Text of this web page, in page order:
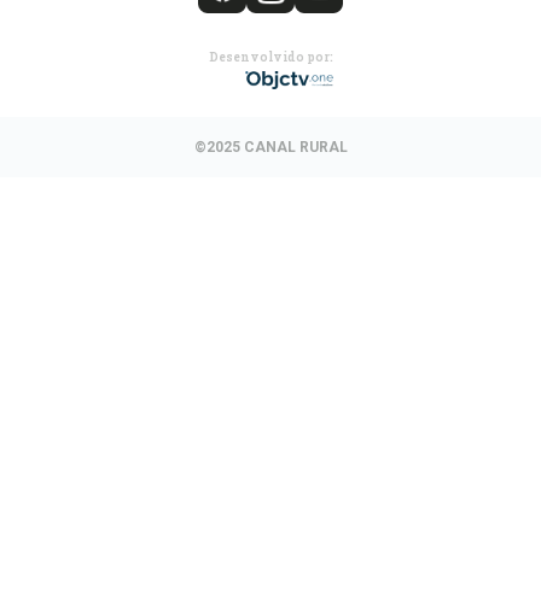
Desenvolvido por:
©2025 CANAL RURAL